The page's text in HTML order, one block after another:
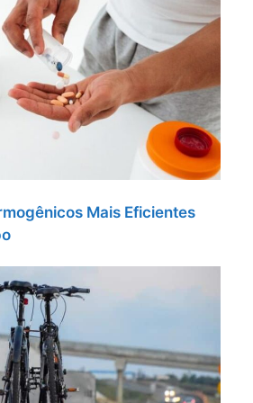
Mais Eficientes